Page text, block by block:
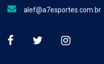
alef@a7esportes.com.br